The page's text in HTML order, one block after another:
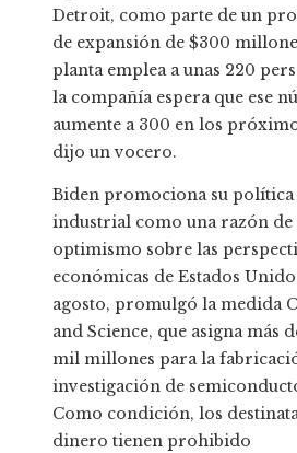
Detroit, como parte de un
de expansión de $300
planta emplea a unas 220
la compañía espera que ese
aumente a 300 en los
dijo un vocero.
Biden promociona su política
industrial como una razón de
optimismo sobre las
económicas de Estados
agosto, promulgó la medida
and Science, que asigna más
mil millones para la
investigación de
Como condición, los
dinero tienen prohibido